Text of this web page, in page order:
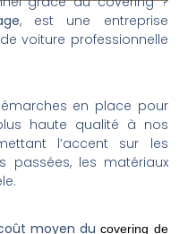
, est une entreprise
voiture professionnelle
en place pour
haute qualité à nos
l’accent sur les
passées, les matériaux
moyen ducovering de